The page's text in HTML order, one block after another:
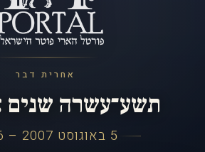
אחרית דבר
תשע־עשרה שנים
5 באוגוסט 2007 – 2026